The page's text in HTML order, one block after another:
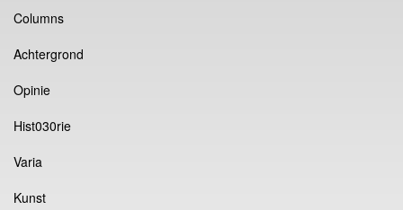
Columns
Achtergrond
Opinie
Hist030rie
Varia
Kunst